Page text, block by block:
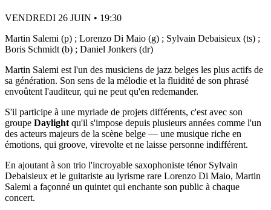
VENDREDI 26 JUIN • 19:30
Martin Salemi (p) ; Lorenzo Di Maio (g) ; Sylvain Debaisieux (ts) ;
Boris Schmidt (b) ; Daniel Jonkers (dr)
Martin Salemi est l'un des musiciens de jazz belges les plus actifs de
sa génération. Son sens de la mélodie et la fluidité de son phrasé
envoûtent l'auditeur, qui ne peut qu'en redemander.
S'il participe à une myriade de projets différents, c'est avec son
groupe Daylight qu'il s'impose depuis plusieurs années comme l'un
des acteurs majeurs de la scène belge — une musique riche en
émotions, qui groove, virevolte et ne laisse personne indifférent.
En ajoutant à son trio l'incroyable saxophoniste ténor Sylvain
Debaisieux et le guitariste au lyrisme rare Lorenzo Di Maio, Martin
Salemi a façonné un quintet qui enchante son public à chaque
concert.